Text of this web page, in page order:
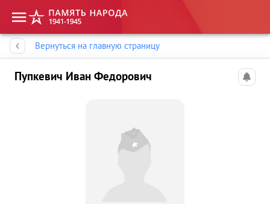
Вернуться на главную страницу
Пупкевич Иван Федорович
Память народа